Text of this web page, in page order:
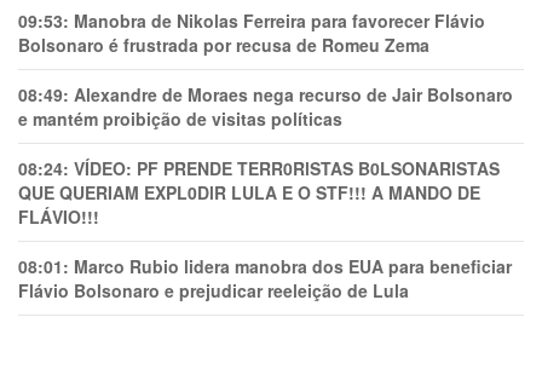
09:53: Manobra de Nikolas Ferreira para favorecer Flávio
Bolsonaro é frustrada por recusa de Romeu Zema
08:49: Alexandre de Moraes nega recurso de Jair Bolsonaro
e mantém proibição de visitas políticas
08:24: VÍDEO: PF PRENDE TERR0RlSTAS B0LSONARlSTAS
QUE QUERIAM EXPL0DlR LULA E O STF!!! A MANDO DE
FLÁVIO!!!
08:01: Marco Rubio lidera manobra dos EUA para beneficiar
Flávio Bolsonaro e prejudicar reeleição de Lula